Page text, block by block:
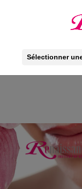
Sélectionner